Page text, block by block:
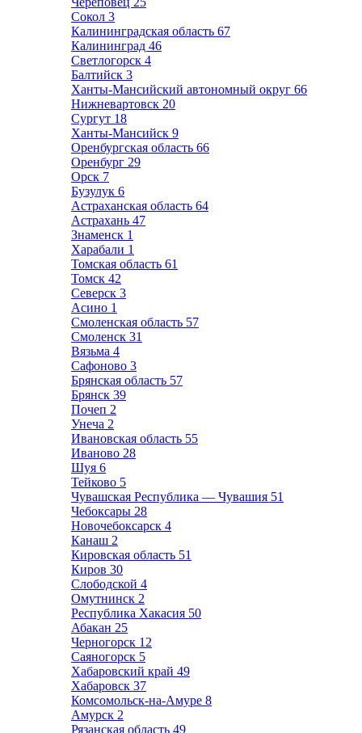
Сокол 3
Калининградская область 67
Калининград 46
Светлогорск 4
Балтийск 3
Ханты-Мансийский автономный округ 66
Нижневартовск 20
Сургут 18
Ханты-Мансийск 9
Оренбургская область 66
Оренбург 29
Орск 7
Бузулук 6
Астраханская область 64
Астрахань 47
Знаменск 1
Харабали 1
Томская область 61
Томск 42
Северск 3
Асино 1
Смоленская область 57
Смоленск 31
Вязьма 4
Сафоново 3
Брянская область 57
Брянск 39
Почеп 2
Унеча 2
Ивановская область 55
Иваново 28
Шуя 6
Тейково 5
Чувашская Республика — Чувашия 51
Чебоксары 28
Новочебоксарск 4
Канаш 2
Кировская область 51
Киров 30
Слободской 4
Омутнинск 2
Республика Хакасия 50
Абакан 25
Черногорск 12
Саяногорск 5
Хабаровский край 49
Хабаровск 37
Комсомольск-на-Амуре 8
Амурск 2
Рязанская область 49